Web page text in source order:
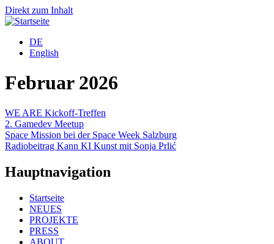
Direkt zum Inhalt
DE
English
Februar 2026
WE ARE Kickoff-Treffen
2. Gamedev Meetup
Space Mission bei der Space Week Salzburg
Radiobeitrag Kann KI Kunst mit Sonja Prlić
Hauptnavigation
Startseite
NEUES
PROJEKTE
PRESS
ABOUT